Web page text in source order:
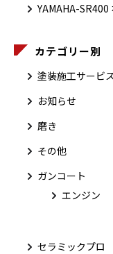
YAMAHA-SR400
カテゴリー別
塗装施工サービ
お知らせ
磨き
その他
ガンコート
エンジン
セラミックプロ